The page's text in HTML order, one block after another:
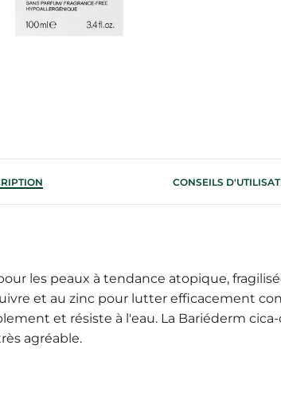
CONSEILS
les peaux à tendance atopique,
et au zinc pour lutter efficacement
et résiste à l'eau. La Bariéderm
agréable.